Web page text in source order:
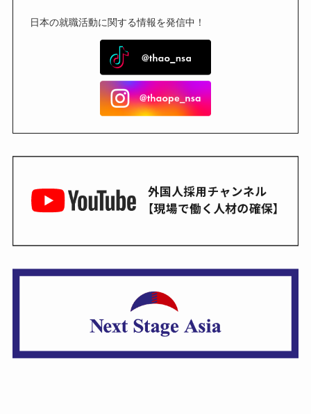
日本の就職活動に関する情報を発信中！